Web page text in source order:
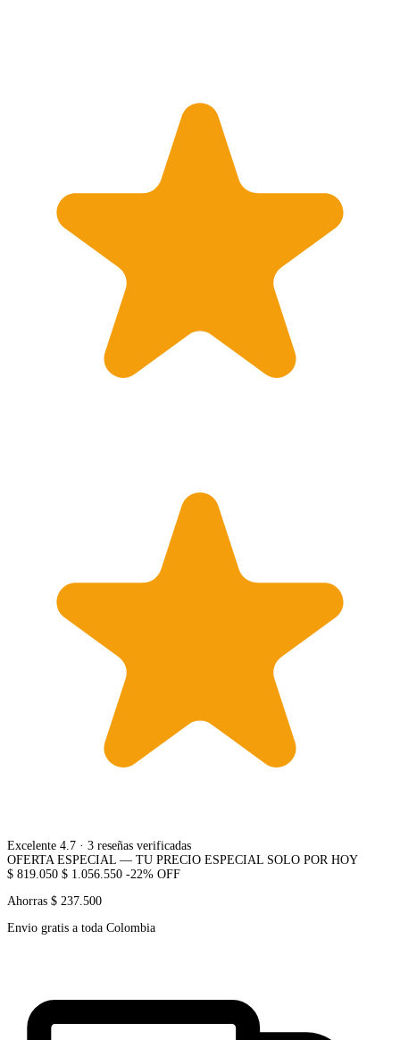
Excelente 4.7 · 3 reseñas verificadas
OFERTA ESPECIAL — TU PRECIO ESPECIAL SOLO POR HOY
$ 819.050 $ 1.056.550 -22% OFF
Ahorras $ 237.500
Envio gratis a toda Colombia